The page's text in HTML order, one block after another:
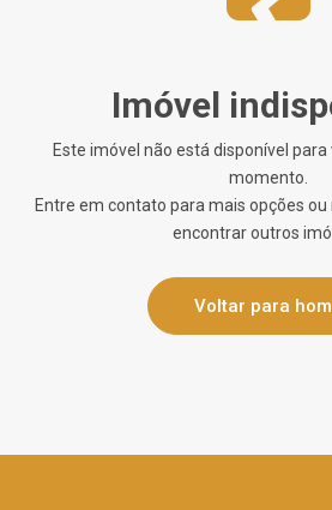
Imóvel
Este imóvel não está disponível
momento.
Entre em contato para mais opções
encontrar outros
Voltar para